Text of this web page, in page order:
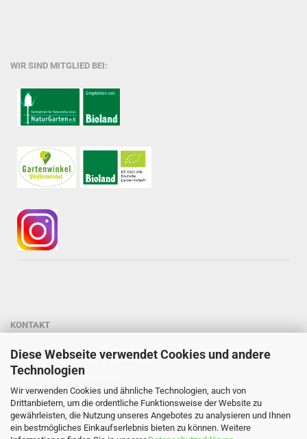
Diese Webseite verwendet Cookies und andere
Technologien
Wir verwenden Cookies und ähnliche Technologien, auch von
Drittanbietern, um die ordentliche Funktionsweise der Website zu
gewährleisten, die Nutzung unseres Angebotes zu analysieren und Ihnen
ein bestmögliches Einkaufserlebnis bieten zu können. Weitere
WIR SIND MITGLIED BEI:
KONTAKT
Dipl.-Ing. Susanne Spatz-Behmenburg
Tel: 0 88 03 - 47 80 900
Mail: info@staudenspatz.de